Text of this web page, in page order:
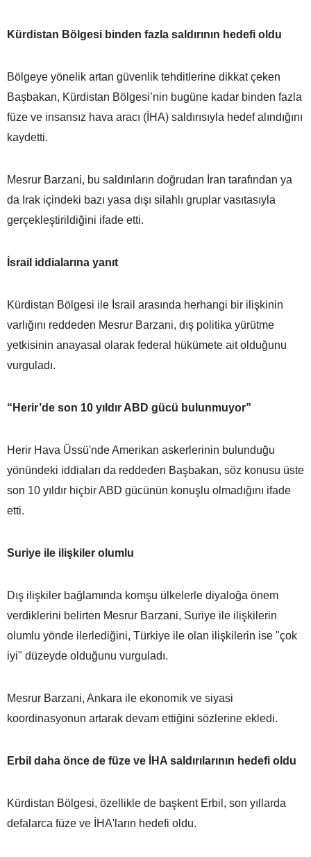
Kürdistan Bölgesi binden fazla saldırının hedefi oldu
Bölgeye yönelik artan güvenlik tehditlerine dikkat çeken
Başbakan, Kürdistan Bölgesi’nin bugüne kadar binden fazla
füze ve insansız hava aracı (İHA) saldırısıyla hedef alındığını
kaydetti.
Mesrur Barzani, bu saldırıların doğrudan İran tarafından ya
da Irak içindeki bazı yasa dışı silahlı gruplar vasıtasıyla
gerçekleştirildiğini ifade etti.
İsrail iddialarına yanıt
Kürdistan Bölgesi ile İsrail arasında herhangi bir ilişkinin
varlığını reddeden Mesrur Barzani, dış politika yürütme
yetkisinin anayasal olarak federal hükümete ait olduğunu
vurguladı.
“Herir’de son 10 yıldır ABD gücü bulunmuyor”
Herir Hava Üssü'nde Amerikan askerlerinin bulunduğu
yönündeki iddiaları da reddeden Başbakan, söz konusu üste
son 10 yıldır hiçbir ABD gücünün konuşlu olmadığını ifade
etti.
Suriye ile ilişkiler olumlu
Dış ilişkiler bağlamında komşu ülkelerle diyaloğa önem
verdiklerini belirten Mesrur Barzani, Suriye ile ilişkilerin
olumlu yönde ilerlediğini, Türkiye ile olan ilişkilerin ise "çok
iyi" düzeyde olduğunu vurguladı.
Mesrur Barzani, Ankara ile ekonomik ve siyasi
koordinasyonun artarak devam ettiğini sözlerine ekledi.
Erbil daha önce de füze ve İHA saldırılarının hedefi oldu
Kürdistan Bölgesi, özellikle de başkent Erbil, son yıllarda
defalarca füze ve İHA'ların hedefi oldu.